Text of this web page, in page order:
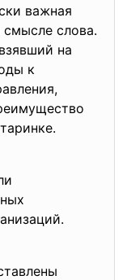
важная
слова.
на
к